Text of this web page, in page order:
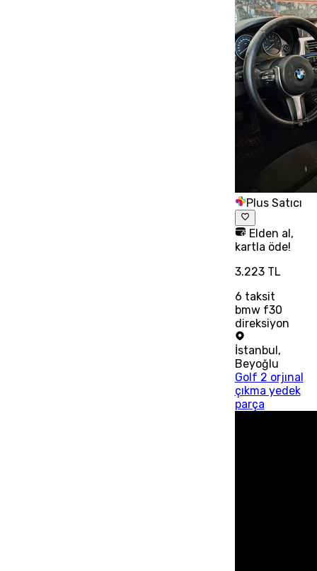
Plus Satıcı
Elden al,
kartla öde!
3.223 TL
6 taksit
bmw f30
direksiyon
İstanbul,
Beyoğlu
Golf 2 orjınal
çıkma yedek
parça